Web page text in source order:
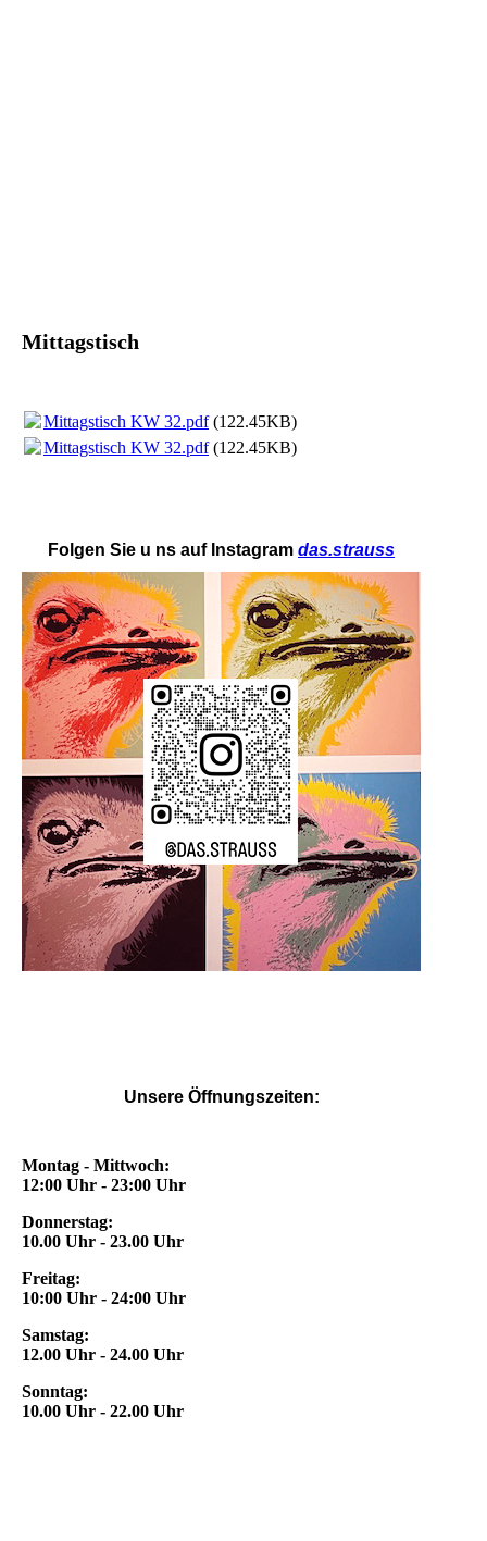
Mittagstisch
Mittagstisch KW 32.pdf(122.45KB)
Mittagstisch KW 32.pdf(122.45KB)
Folgen Sie u ns auf Instagram das.strauss
Unsere Öffnungszeiten:
Montag - Mittwoch:
12:00 Uhr - 23:00 Uhr
Donnerstag:
10.00 Uhr - 23.00 Uhr
Freitag:
10:00 Uhr - 24:00 Uhr
Samstag:
12.00 Uhr - 24.00 Uhr
Sonntag:
10.00 Uhr - 22.00 Uhr